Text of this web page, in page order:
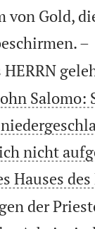
von Gold,
–
HERRN
nicht
Hauses
der